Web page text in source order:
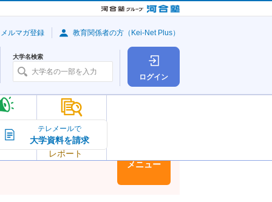
ログイン
学
大学の今
トピック＆
レポート
大学名検索
ルマガ登録 教育関係者の方（Kei-Net Plus）
テレメールで
大学資料を請求
メニュー